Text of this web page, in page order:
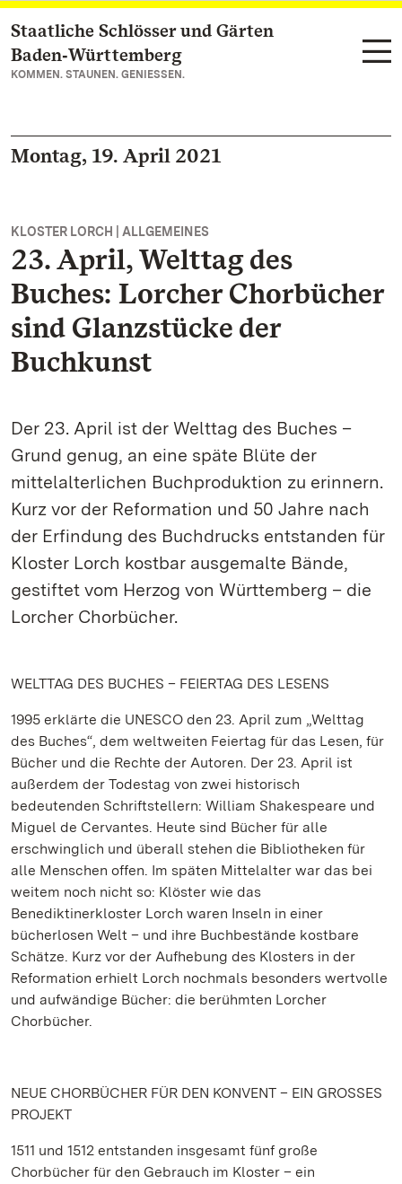
Zum Hauptinhalt springen
Staatliche Schlösser und Gärten
Baden‑Württemberg
KOMMEN. STAUNEN. GENIESSEN.
Montag, 19. April 2021
KLOSTER LORCH | ALLGEMEINES
23. April, Welttag des
Buches: Lorcher Chorbücher
sind Glanzstücke der
Buchkunst
Der 23. April ist der Welttag des Buches –
Grund genug, an eine späte Blüte der
mittelalterlichen Buchproduktion zu erinnern.
Kurz vor der Reformation und 50 Jahre nach
der Erfindung des Buchdrucks entstanden für
Kloster Lorch kostbar ausgemalte Bände,
gestiftet vom Herzog von Württemberg – die
Lorcher Chorbücher.
WELTTAG DES BUCHES – FEIERTAG DES LESENS
1995 erklärte die UNESCO den 23. April zum „Welttag
des Buches“, dem weltweiten Feiertag für das Lesen, für
Bücher und die Rechte der Autoren. Der 23. April ist
außerdem der Todestag von zwei historisch
bedeutenden Schriftstellern: William Shakespeare und
Miguel de Cervantes. Heute sind Bücher für alle
erschwinglich und überall stehen die Bibliotheken für
alle Menschen offen. Im späten Mittelalter war das bei
weitem noch nicht so: Klöster wie das
Benediktinerkloster Lorch waren Inseln in einer
bücherlosen Welt – und ihre Buchbestände kostbare
Schätze. Kurz vor der Aufhebung des Klosters in der
Reformation erhielt Lorch nochmals besonders wertvolle
und aufwändige Bücher: die berühmten Lorcher
Chorbücher.
NEUE CHORBÜCHER FÜR DEN KONVENT – EIN GROSSES
PROJEKT
1511 und 1512 entstanden insgesamt fünf große
Chorbücher für den Gebrauch im Kloster – ein